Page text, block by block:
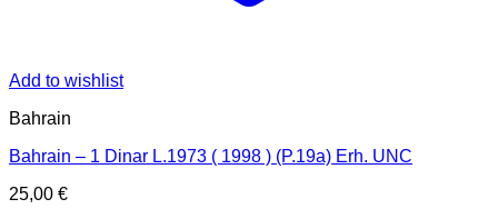
Add to wishlist
Bahrain
Bahrain – 1 Dinar L.1973 ( 1998 ) (P.19a) Erh. UNC
25,00 €